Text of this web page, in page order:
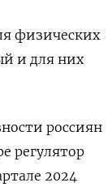
физических
и для них
россиян
регулятор
2024